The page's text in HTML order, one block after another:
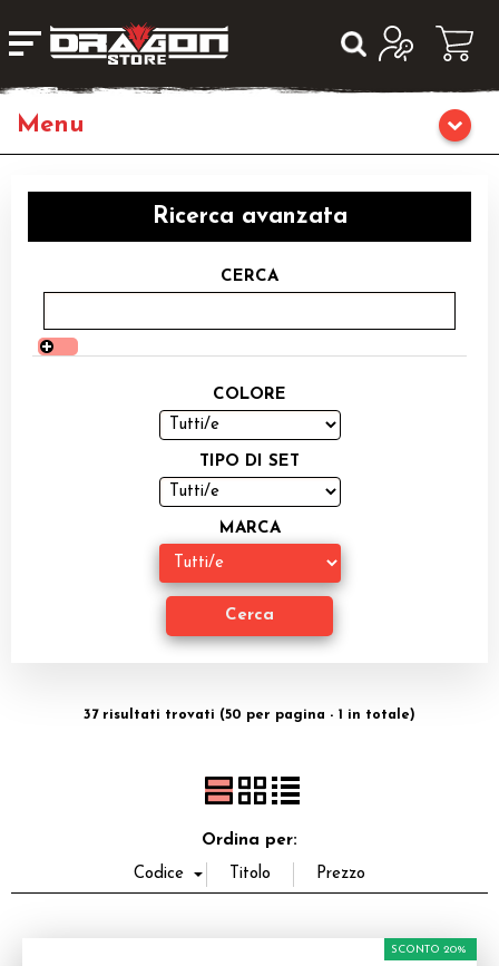
Giochi da Tavolo
Giochi di Ruolo
Librigame
Fumetti & Romanzi
Giochi di Carte Collezionabili
Giocattoli e Gadget
Ricerca avanzata
CERCA
COLORE
TIPO DI SET
MARCA
37 risultati trovati (50 per pagina - 1 in totale)
Ordina per:
SCONTO 20%